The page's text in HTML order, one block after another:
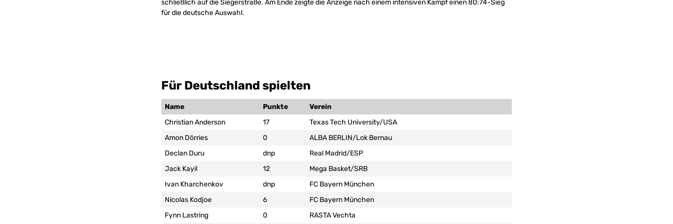
schließlich auf die Siegerstraße. Am Ende zeigte die Anzeige nach einem intensiven Kampf einen 80:74-Sieg
für die deutsche Auswahl.
Für Deutschland spielten
Name Punkte
Verein
Christian Anderson
17
Texas Tech University/USA
Amon Dörries
0
ALBA BERLIN/Lok Bernau
Declan Duru
dnp
Real Madrid/ESP
Jack Kayil
12
Mega Basket/SRB
Ivan Kharchenkov
dnp
FC Bayern München
Nicolas Kodjoe
6
FC Bayern München
Fynn Lastring
0 RASTA Vechta